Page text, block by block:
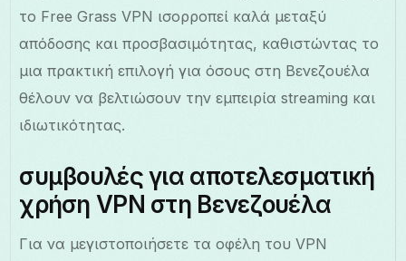
το Free Grass VPN ισορροπεί καλά μεταξύ
απόδοσης και προσβασιμότητας, καθιστώντας το
μια πρακτική επιλογή για όσους στη Βενεζουέλα
θέλουν να βελτιώσουν την εμπειρία streaming και
ιδιωτικότητας.
συμβουλές για αποτελεσματική
χρήση VPN στη Βενεζουέλα
Για να μεγιστοποιήσετε τα οφέλη του VPN